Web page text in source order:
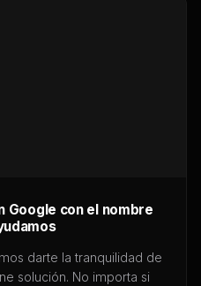
Google con el nombre
darte la tranquilidad de
solución. No importa si